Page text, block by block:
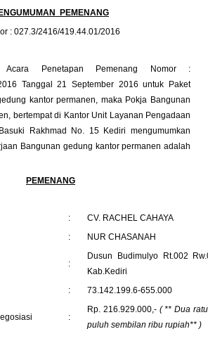
PEMENANG
: 027.3/2416/419.44.01/2016
Acara Penetapan Pemenang Nomor :
Tanggal 21 September 2016 untuk Paket
kantor permanen, maka Pokja Bangunan
bertempat di Kantor Unit Layanan Pengadaan
Rakhmad No. 15 Kediri mengumumkan
Bangunan gedung kantor permanen adalah
PEMENANG
:
CV. RACHEL CAHAYA
: NUR CHASANAH
:
Dusun Budimulyo Rt.002
Kab.Kediri
: 73.142.199.6-655.000
:
Rp. 216.929.000,- ( ** Dua
puluh sembilan ribu rupiah** )